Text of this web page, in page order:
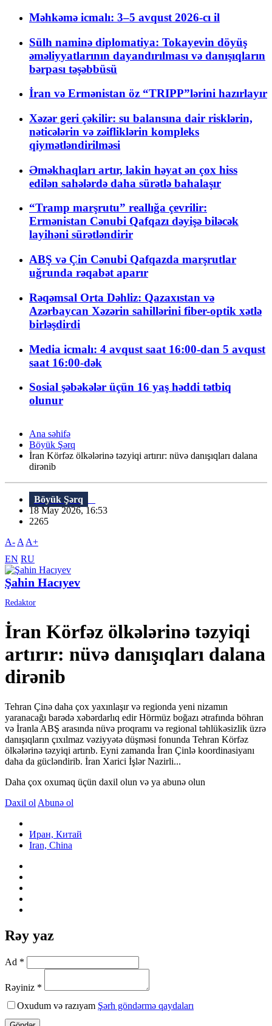
Məhkəmə icmalı: 3–5 avqust 2026-cı il
Sülh naminə diplomatiya: Tokayevin döyüş
əməliyyatlarının dayandırılması və danışıqların
bərpası təşəbbüsü
İran və Ermənistan öz “TRIPP”lərini hazırlayır
Xəzər geri çəkilir: su balansına dair risklərin,
nəticələrin və zəifliklərin kompleks
qiymətləndirilməsi
Əməkhaqları artır, lakin həyat ən çox hiss
edilən sahələrdə daha sürətlə bahalaşır
“Tramp marşrutu” reallığa çevrilir:
Ermənistan Cənubi Qafqazı dəyişə biləcək
layihəni sürətləndirir
ABŞ və Çin Cənubi Qafqazda marşrutlar
uğrunda rəqabət aparır
Rəqəmsal Orta Dəhliz: Qazaxıstan və
Azərbaycan Xəzərin sahillərini fiber-optik xətlə
birləşdirdi
Media icmalı: 4 avqust saat 16:00-dan 5 avqust
saat 16:00-dək
Sosial şəbəkələr üçün 16 yaş həddi tətbiq
olunur
Ana səhifə
Böyük Şərq
İran Körfəz ölkələrinə təzyiqi artırır: nüvə danışıqları dalana
dirənib
Böyük Şərq
18 May 2026, 16:53
2265
A- A A+
EN RU
Şahin Hacıyev
Redaktor
İran Körfəz ölkələrinə təzyiqi
artırır: nüvə danışıqları dalana
dirənib
Tehran Çinə daha çox yaxınlaşır və regionda yeni nizamın
yaranacağı barədə xəbərdarlıq edir Hörmüz boğazı ətrafında böhran
və İranla ABŞ arasında nüvə proqramı və regional təhlükəsizlik üzrə
danışıqların çıxılmaz vəziyyətə düşməsi fonunda Tehran Körfəz
ölkələrinə təzyiqi artırıb. Eyni zamanda İran Çinlə koordinasiyanı
daha da gücləndirib. İran Xarici İşlər Nazirli...
Daha çox oxumaq üçün daxil olun və ya abunə olun
Daxil ol Abunə ol
Иран, Китай
Iran, China
Rəy yaz
Ad *
Rəyiniz *
Oxudum və razıyam Şərh göndərmə qaydaları